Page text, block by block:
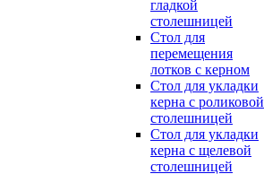
гладкой
столешницей
Стол для
перемещения
лотков с керном
Стол для укладки
керна с роликовой
столешницей
Стол для укладки
керна с щелевой
столешницей